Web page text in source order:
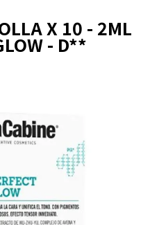
X 10 - 2ML
- D**